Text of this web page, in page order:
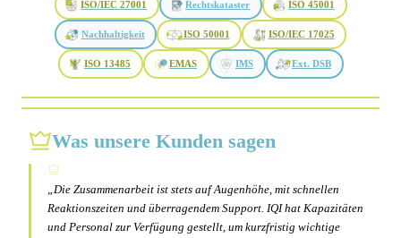
ISO/IEC 27001 Rechtskataster ISO 45001
Nachhaltigkeit ISO 50001 ISO/IEC 17025
ISO 13485 EMAS IMS Ext. DSB
Was unsere Kunden sagen
„Die Zusammenarbeit ist stets auf Augenhöhe, mit schnellen
Reaktionszeiten und überragendem Support. IQI hat Kapazitäten
und Personal zur Verfügung gestellt, um kurzfristig wichtige